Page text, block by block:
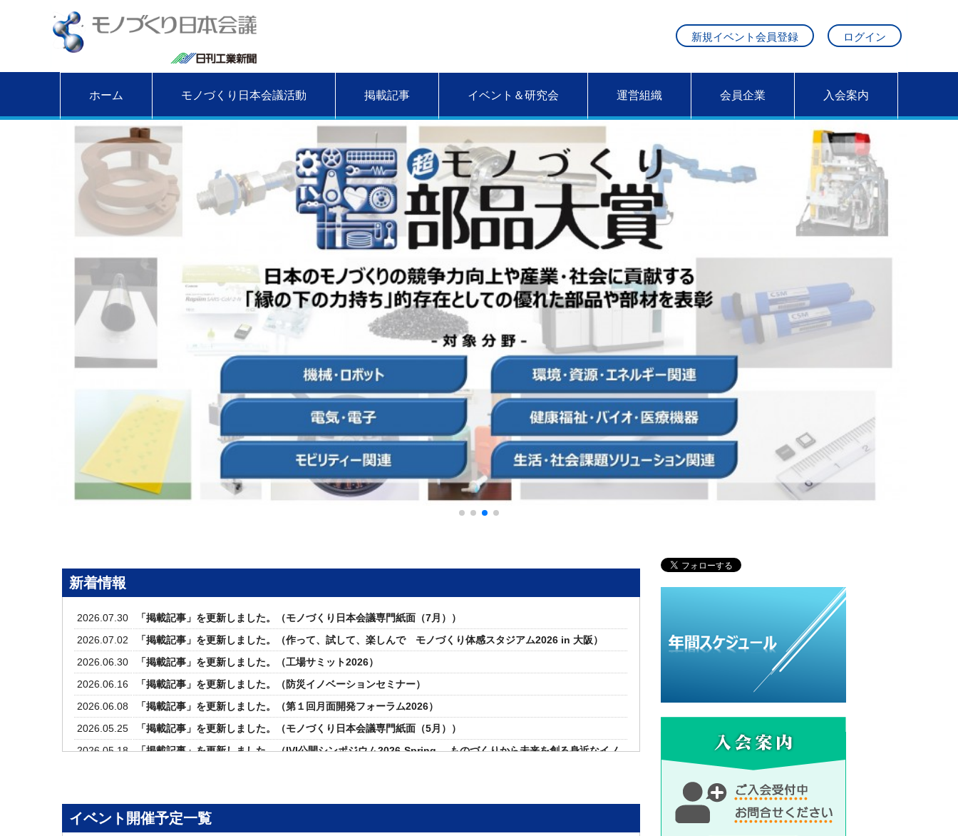
新規イベント会員登録 ログイン
ホーム モノづくり日本会議活動 掲載記事 イベント＆研究会 運営組織 会員企業 入会案内
新着情報
2026.07.30 「掲載記事」を更新しました。（モノづくり日本会議専門紙面（7月））
2026.07.02 「掲載記事」を更新しました。（作って、試して、楽しんで モノづくり体感スタジアム2026 in 大阪）
2026.06.30 「掲載記事」を更新しました。（工場サミット2026）
2026.06.16 「掲載記事」を更新しました。（防災イノベーションセミナー）
2026.06.08 「掲載記事」を更新しました。（第１回月面開発フォーラム2026）
2026.05.25 「掲載記事」を更新しました。（モノづくり日本会議専門紙面（5月））
2026.05.18
「掲載記事」を更新しました。（IVI公開シンポジウム2026-Spring- ものづくりから未来を創る身近なイノ
2026.04.23 「掲載記事」を更新しました。（第60回新産業技術促進検討会シンポジウム）
2026.04.16 「掲載記事」を更新しました。（経済安全保障・サイバー攻撃対策セミナー）
イベント開催予定一覧